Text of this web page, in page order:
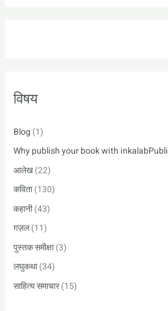
o
:
विषय
Blog (1)
Why publish your book with
आलेख(22)
कविता(130)
कहानी(43)
ग़ज़ल(11)
पुस्तक समीक्षा(3)
लघुकथा(34)
साहित्य समाचार(15)